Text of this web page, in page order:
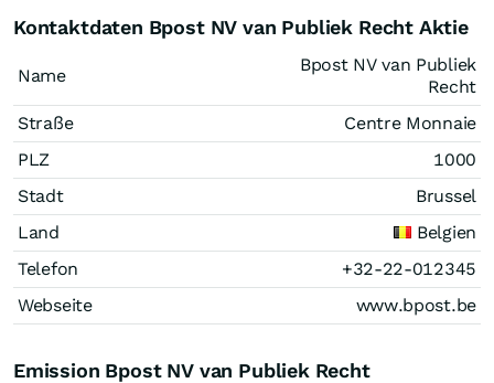
Kontaktdaten Bpost NV van Publiek Recht Aktie
Name
Bpost NV van Publiek
Recht
Straße
Centre Monnaie
PLZ
1000
Stadt
Brussel
Land
Belgien
Telefon
+32-22-012345
Webseite
www.bpost.be
Emission Bpost NV van Publiek Recht